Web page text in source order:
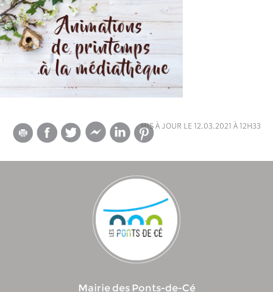
mis à jour le 12.03.2021 à 12h33
Mairie des Ponts-de-Cé